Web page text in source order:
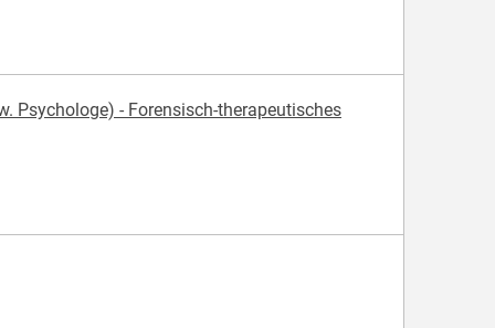
Psychologe) - Forensisch-therapeutisches